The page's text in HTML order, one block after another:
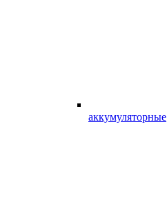
аккумуляторные